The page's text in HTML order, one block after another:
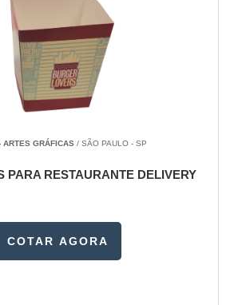
ARTES GRÁFICAS/ SÃO PAULO - SP
PARA RESTAURANTE DELIVERY
COTAR AGORA